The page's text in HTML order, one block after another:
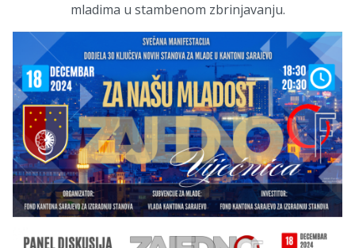
mladima u stambenom zbrinjavanju.